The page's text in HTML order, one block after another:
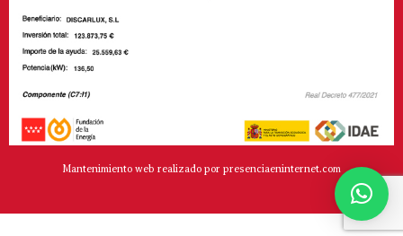
Mantenimiento web realizado por presenciaeninternet.com